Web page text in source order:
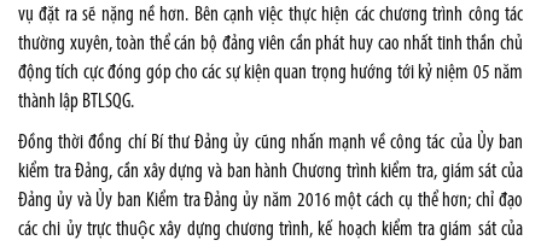
vụ đặt ra sẽ nặng nề hơn. Bên cạnh việc thực hiện các chương trình công tác
thường xuyên, toàn thể cán bộ đảng viên cần phát huy cao nhất tinh thần chủ
động tích cực đóng góp cho các sự kiện quan trọng hướng tới kỷ niệm 05 năm
thành lập BTLSQG.
Đồng thời đồng chí Bí thư Đảng ủy cũng nhấn mạnh về công tác của Ủy ban
kiểm tra Đảng, cần xây dựng và ban hành Chương trình kiểm tra, giám sát của
Đảng ủy và Ủy ban Kiểm tra Đảng ủy năm 2016 một cách cụ thể hơn; chỉ đạo
các chi ủy trực thuộc xây dựng chương trình, kế hoạch kiểm tra giám sát của